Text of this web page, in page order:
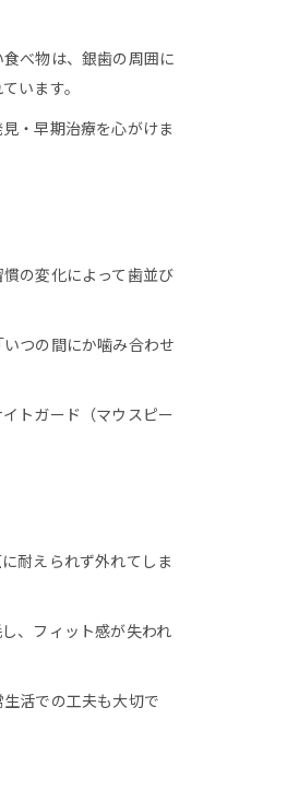
べ物は、銀歯の周囲に
います。
・早期治療を心がけま
の変化によって歯並び
つの間にか噛み合わせ
トガード（マウスピー
耐えられず外れてしま
、フィット感が失われ
活での工夫も大切で